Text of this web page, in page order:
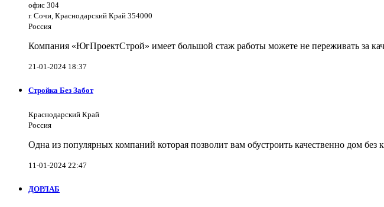
офис 304
г. Сочи, Краснодарский Край 354000
Россия
Компания «ЮгПроектСтрой» имеет большой стаж работы можете не переживать за
21-01-2024 18:37
Стройка Без Забот
Краснодарский Край
Россия
Одна из популярных компаний которая позволит вам обустроить качественно дом
11-01-2024 22:47
ДОРЛАБ